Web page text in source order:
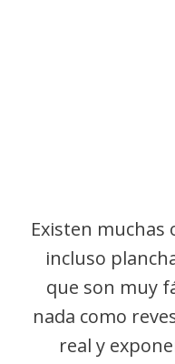
Existen muchas
incluso
que son muy
nada como
real y